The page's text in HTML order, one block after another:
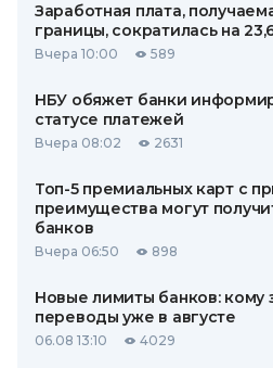
Заработная плата,
границы, сократилась на
Вчера 10:00 589
НБУ обяжет банки
статусе платежей
Вчера 08:02 2631
Топ-5 премиальных карт с
преимущества могут
банков
Вчера 06:50 898
Новые лимиты банков: кому
переводы уже в августе
06.08 13:10 4029